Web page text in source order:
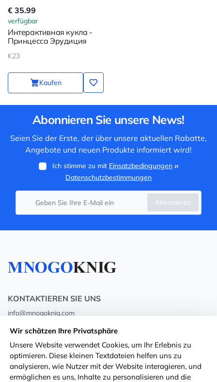
€ 35.99
verfügbar
Интерактивная кукла -
Принцесса Эрудиция
K23
Kaufen
Abonnieren Sie unsere News!
Seien Sie der Erste, der über unsere aktuellen Rabatte,
Angebote und neuen Produkte informiert wird!
Ich stimme zu mit Einsatzbedingungen и
Datenschutzbestimmungen
Abonnieren
KONTAKTIEREN SIE UNS
info@mnogoknig.com
Rīga, Augusta Deglava 69d, LV-1082
Über uns Privacy Policy
Wir schätzen Ihre Privatsphäre
Unsere Website verwendet Cookies, um Ihr Erlebnis zu
optimieren. Diese kleinen Textdateien helfen uns zu
analysieren, wie Nutzer mit der Website interagieren, und
ermöglichen es uns, Inhalte zu personalisieren und die